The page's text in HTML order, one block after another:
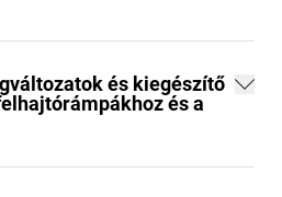
és kiegészítő
és a